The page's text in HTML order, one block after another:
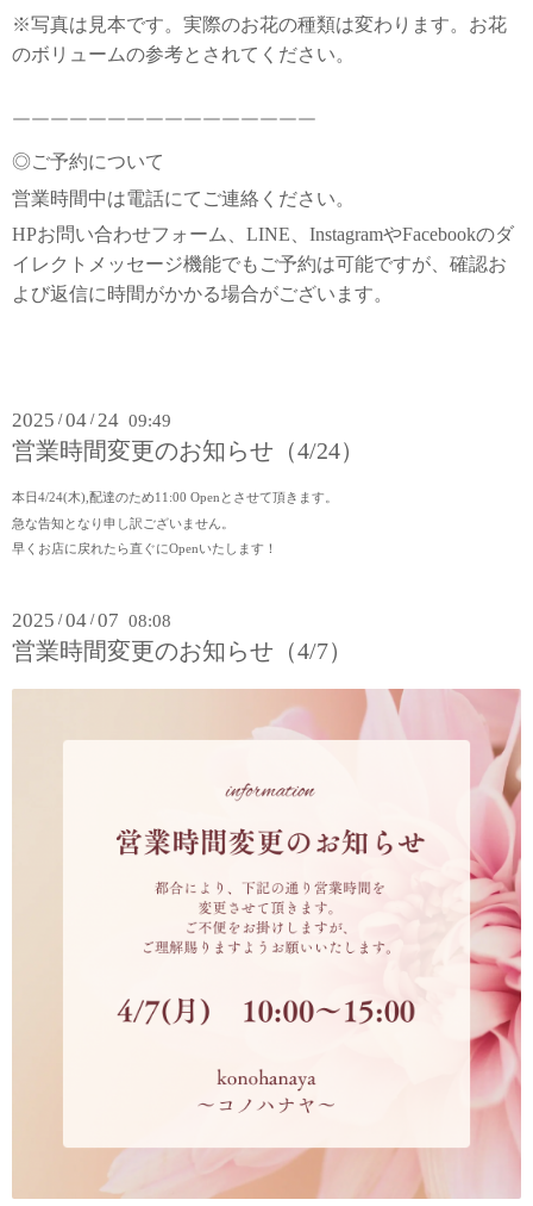
※写真は見本です。実際のお花の種類は変わります。お花
のボリュームの参考とされてください。
￣￣￣￣￣￣￣￣￣￣￣￣￣￣￣￣
◎ご予約について
営業時間中は電話にてご連絡ください。
HPお問い合わせフォーム、LINE、InstagramやFacebookのダ
イレクトメッセージ機能でもご予約は可能ですが、確認お
よび返信に時間がかかる場合がございます。
2025 /04 /24 09:49
営業時間変更のお知らせ（4/24）
本日4/24(木),配達のため11:00 Openとさせて頂きます。
急な告知となり申し訳ございません。
早くお店に戻れたら直ぐにOpenいたします！
2025 /04 /07 08:08
営業時間変更のお知らせ（4/7）